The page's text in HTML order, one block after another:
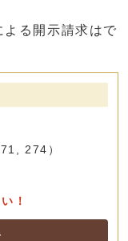
る開示請求はで
274）
！